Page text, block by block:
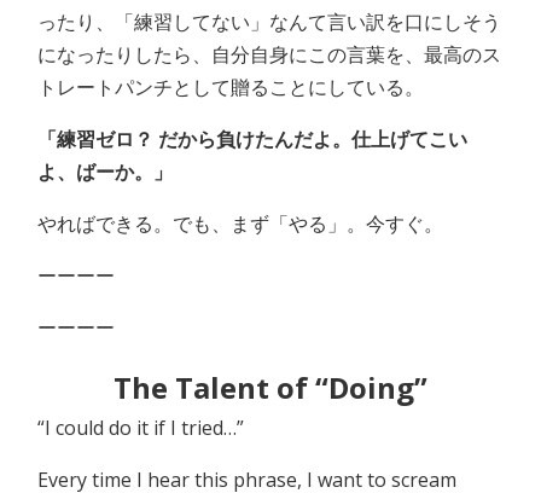
ったり、「練習してない」なんて言い訳を口にしそう
になったりしたら、自分自身にこの言葉を、最高のス
トレートパンチとして贈ることにしている。
「練習ゼロ？ だから負けたんだよ。仕上げてこい
よ、ばーか。」
やればできる。でも、まず「やる」。今すぐ。
ーーーー
ーーーー
The Talent of “Doing”
“I could do it if I tried…”
Every time I hear this phrase, I want to scream